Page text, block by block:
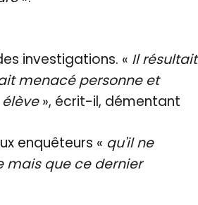
investigations. « Il résultait
menacé personne et
», écrit-il, démentant
enquêteurs « qu'il ne
mais que ce dernier